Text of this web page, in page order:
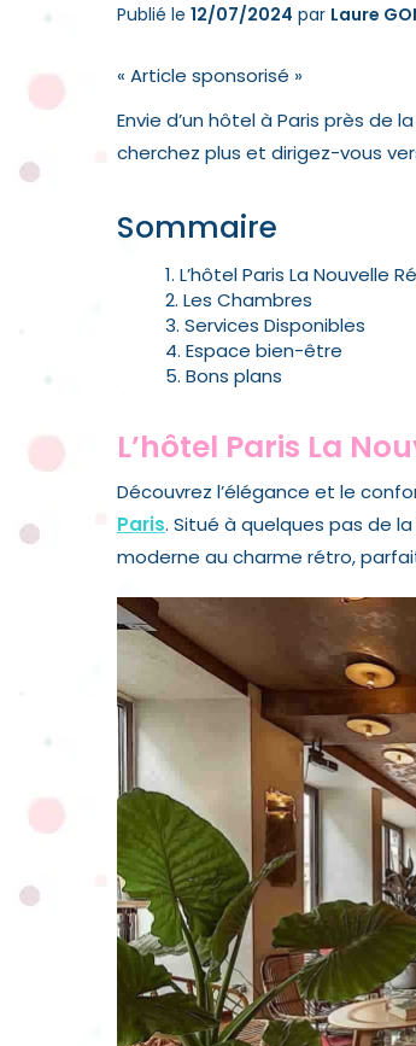
Publié le 12/07/2024 par Laure
« Article sponsorisé »
Envie d’un hôtel à Paris près de
cherchez plus et dirigez-vous
Sommaire
L’hôtel Paris La Nouvelle
Les Chambres
Services Disponibles
Espace bien-être
Bons plans
L’hôtel Paris La
Découvrez l’élégance et le
Paris. Situé à quelques pas de
moderne au charme rétro,